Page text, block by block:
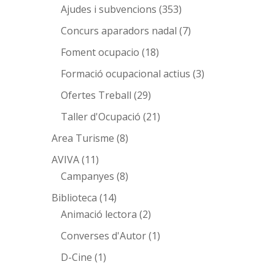
Ajudes i subvencions (353)
Concurs aparadors nadal (7)
Foment ocupacio (18)
Formació ocupacional actius (3)
Ofertes Treball (29)
Taller d'Ocupació (21)
Area Turisme (8)
AVIVA(11)
Campanyes (8)
Biblioteca (14)
Animació lectora (2)
Converses d'Autor(1)
D-Cine (1)